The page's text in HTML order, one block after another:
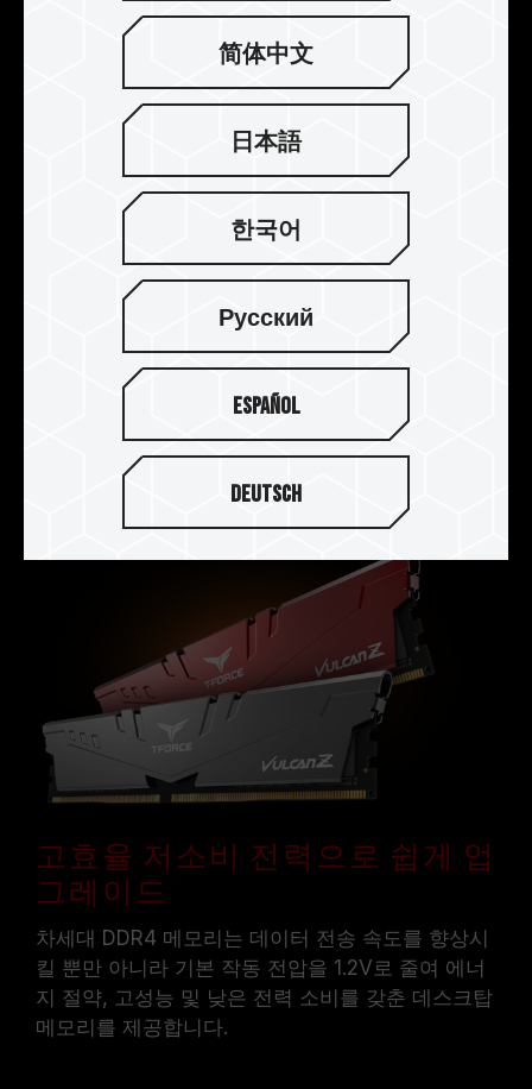
엄선된 IC 칩, 안정적인 내구성
팀그룹 게이밍 메모리는 엄선된 고품질 IC 입자 사
용을 준수하고 완전한 호환성 및 신뢰성 테스트를
거쳐 게이머들에게 우수한 품질, 최적의 성능, 안정
성 및 호환성을 모두 겸비한 DDR4게이밍 메모리를
제공합니다.
고효율 저소비 전력으로 쉽게 업
그레이드
차세대 DDR4 메모리는 데이터 전송 속도를 향상시
킬 뿐만 아니라 기본 작동 전압을 1.2V로 줄여 에너
지 절약, 고성능 및 낮은 전력 소비를 갖춘 데스크탑
메모리를 제공합니다.
简体中文
日本語
한국어
Русский
Español
Deutsch